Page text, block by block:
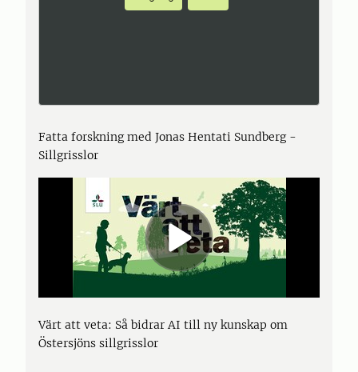
Fatta forskning med Jonas Hentati Sundberg -
Sillgrisslor
Värt att veta: Så bidrar AI till ny kunskap om
Östersjöns sillgrisslor